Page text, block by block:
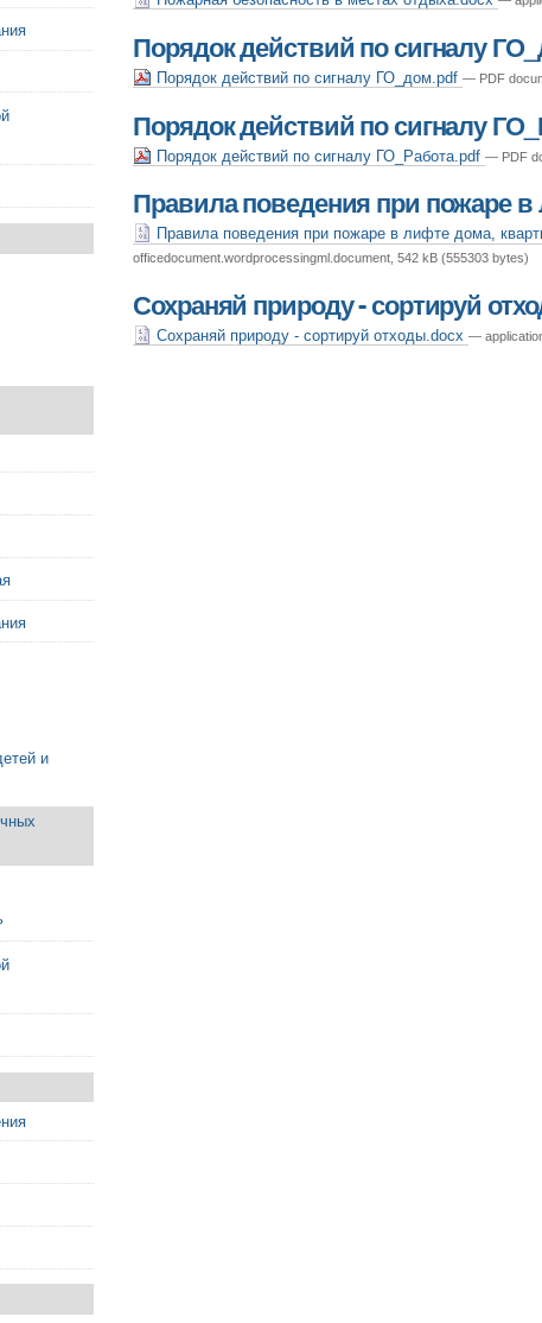
Порядок действий по сигналу
Порядок действий по сигналу ГО_дом.pdf— PDF
Порядок действий по сигналу
Порядок действий по сигналу ГО_Работа.pdf— PDF
Правила поведения при пожаре
Правила поведения при пожаре в лифте дома,
officedocument.wordprocessingml.document, 542 kB (555303 bytes)
Сохраняй природу - сортируй
Сохраняй природу - сортируй отходы.docx—
и